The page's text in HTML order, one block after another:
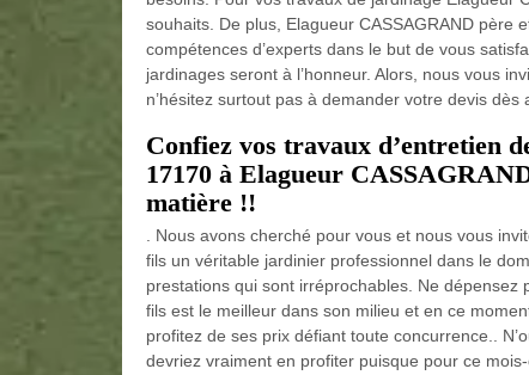
souhaits. De plus, Elagueur CASSAGRAND père
compétences d’experts dans le but de vous
jardinages seront à l’honneur. Alors, nous vous
n’hésitez surtout pas à demander votre devis dès
Confiez vos travaux d’entretien
17170 à Elagueur
matière !!
. Nous avons cherché pour vous et nous vous
fils un véritable jardinier professionnel dans le
prestations qui sont irréprochables. Ne dépensez
fils est le meilleur dans son milieu et en ce
profitez de ses prix défiant toute concurrence..
devriez vraiment en profiter puisque pour ce